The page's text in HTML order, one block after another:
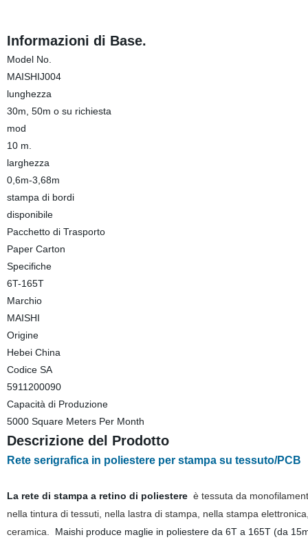
Informazioni di Base.
Model No.
MAISHIJ004
lunghezza
30m, 50m o su richiesta
mod
10 m.
larghezza
0,6m-3,68m
stampa di bordi
disponibile
Pacchetto di Trasporto
Paper Carton
Specifiche
6T-165T
Marchio
MAISHI
Origine
Hebei China
Codice SA
5911200090
Capacità di Produzione
5000 Square Meters Per Month
Descrizione del Prodotto
Rete serigrafica in poliestere per stampa su tessuto/PCB
La rete di stampa a retino di poliestere è tessuta da
nella tintura di tessuti, nella lastra di stampa, nella stampa
ceramica. Maishi produce maglie in poliestere da 6T a 165T (da